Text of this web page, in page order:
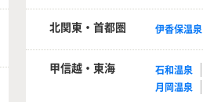
北関東・首都圏 伊香保温泉
甲信越・東海 石和温泉
月岡温泉